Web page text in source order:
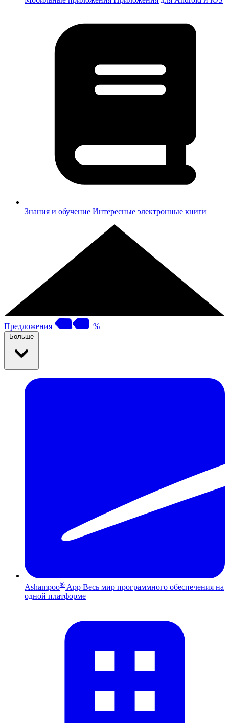
Знания и обучение Интересные электронные книги
Предложения %
Больше
Ashampoo® App Весь мир программного обеспечения на
одной платформе